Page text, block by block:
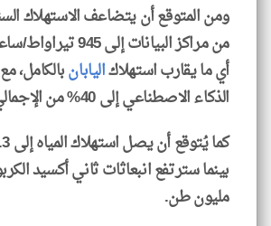
ومن المتوقع أن يتضاعف الاستهلاك
أي ما يقارب استهلاكاليابان
الذكاء الاصطناعي إلى 40% من الإجمالي.
مليون طن.